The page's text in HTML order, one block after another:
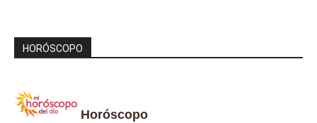
HORÓSCOPO
Horóscopo